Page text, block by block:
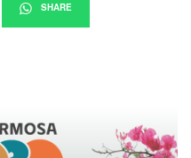
SHARE